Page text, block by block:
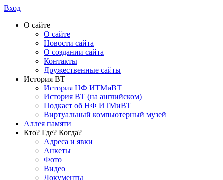
Вход
О сайте
О сайте
Новости сайта
О создании сайта
Контакты
Дружественные сайты
История ВТ
История НФ ИТМиВТ
История ВТ (на английском)
Подкаст об НФ ИТМиВТ
Виртуальный компьютерный музей
Аллея памяти
Кто? Где? Когда?
Адреса и явки
Анкеты
Фото
Видео
Документы